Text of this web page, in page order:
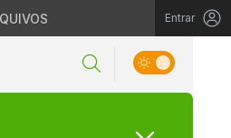
Entrar